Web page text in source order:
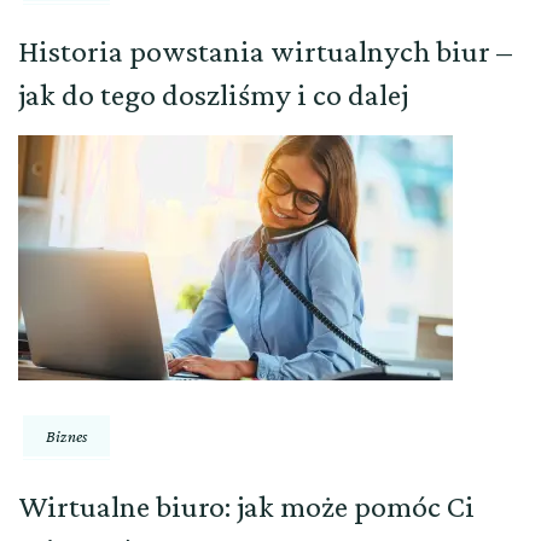
Historia powstania wirtualnych biur –
jak do tego doszliśmy i co dalej
Biznes
Wirtualne biuro: jak może pomóc Ci